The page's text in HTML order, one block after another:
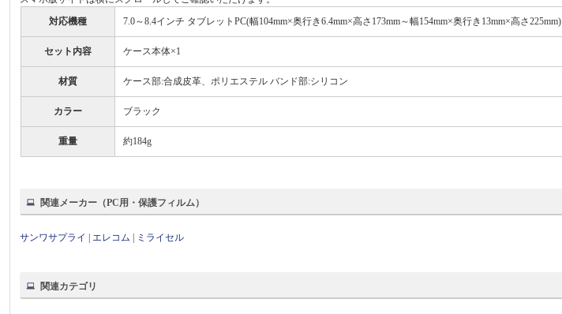
対応機種
7.0～8.4インチ タブレットPC(幅104mm×奥行き6.4mm×高さ173mm～幅154mm×奥行き13mm×高さ225mm)
セット内容 ケース本体×1
材質 ケース部:合成皮革、ポリエステル バンド部:シリコン
カラー ブラック
重量 約184g
関連メーカー（PC用・保護フィルム）
サンワサプライ エレコム ミライセル
関連カテゴリ